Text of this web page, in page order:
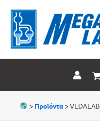
περιεχόμενο
> Προϊόντα>VEDALAB